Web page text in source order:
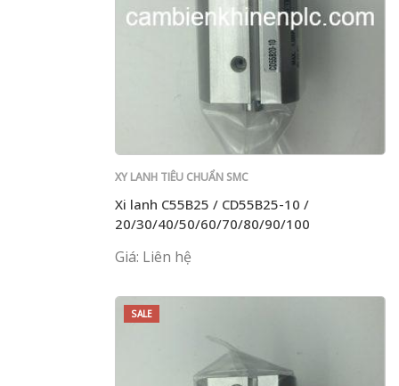
XY LANH TIÊU CHUẨN SMC
Xi lanh C55B25 / CD55B25-10 /
20/30/40/50/60/70/80/90/100
Giá: Liên hệ
SALE